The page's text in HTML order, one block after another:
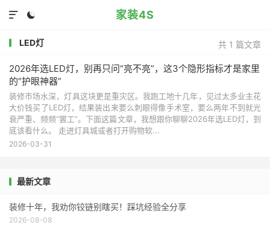
家装4S


共 1 篇文章
LED灯
2026年选LED灯，别再只问“亮不亮”，这3个隐形指标才是家里
的“护眼神器”
装修市场水深，灯具这块更是重灾区。我跑工地十几年，见过太多业主花
大价钱买了LED灯，结果装出来要么刺眼得像手术室，要么两年不到就光
衰严重、频频“罢工”。下面这篇文章，我想跟你聊聊2026年选LED灯，到
底该看什么。 走进灯具城或者打开购物软...
2026-03-31
最新文章
装修十年，我劝你铰链别瞎买！踩坑经验全分享
2026-08-08